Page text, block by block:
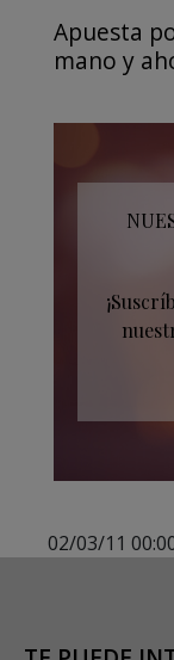
Apuesta
mano y
02/03/11